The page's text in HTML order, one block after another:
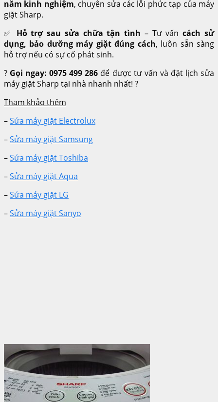
năm kinh nghiệm, chuyên sửa các lỗi phức tạp của máy
giặt Sharp.
✅ Hỗ trợ sau sửa chữa tận tình – Tư vấncách sử
dụng, bảo dưỡng máy giặt đúng cách, luôn sẵn sàng
hỗ trợ nếu có sự cố phát sinh.
? Gọi ngay: 0975 499 286 để được tư vấn và đặt lịch sửa
máy giặt Sharp tại nhà nhanh nhất! ?
Tham khảo thêm
–Sửa máy giặt Electrolux
–Sửa máy giặt Samsung
–Sửa máy giặt Toshiba
–Sửa máy giặt Aqua
–Sửa máy giặt LG
–Sửa máy giặt Sanyo